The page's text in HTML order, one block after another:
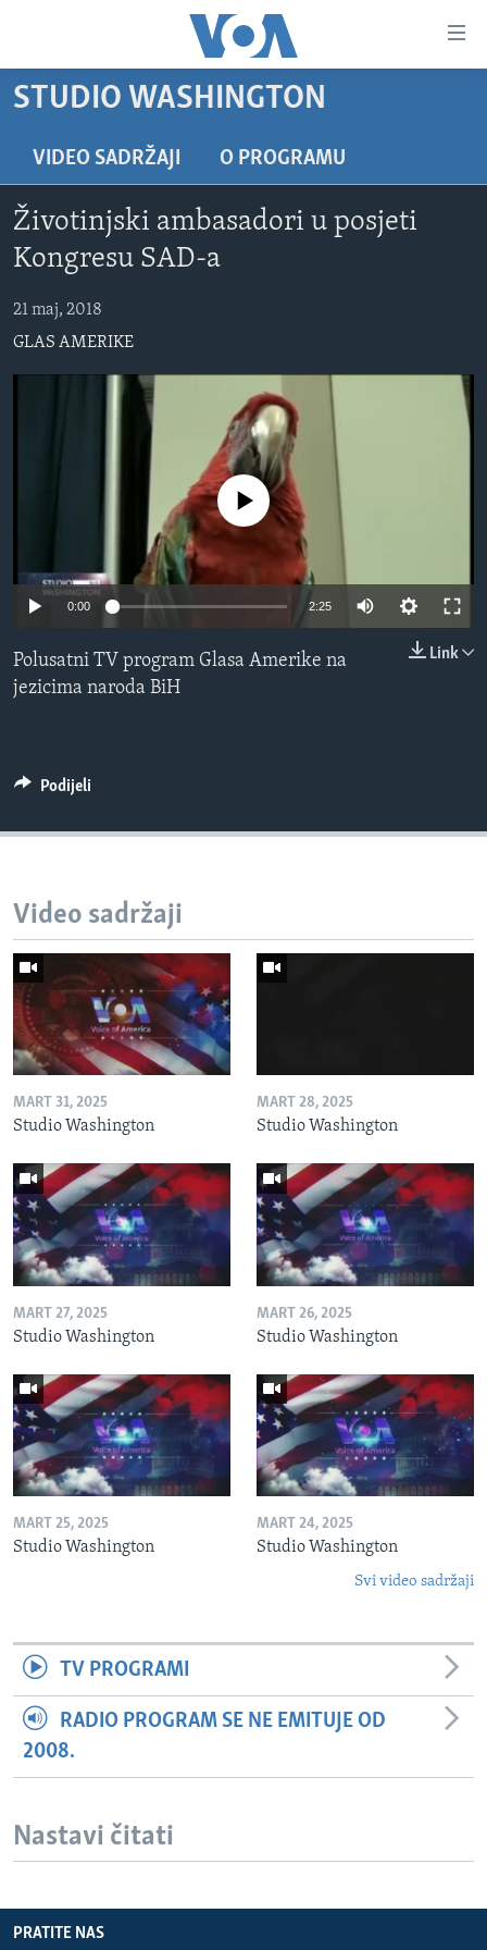
glavni
Pređi
na
glavnu
Idi
pretragu
VIDEO
VIJESTI
SJEDINJENE AMERIČKE DRŽAVE
BOSNA I HERCEGOVINA
SVIJET
NAUKA I TEHNOLOGIJA
SPECIJALNI PROJEKTI
KORUPCIJA
SLOBODA MEDIJA
ŽENSKA STRANA
IZBJEGLIČKA STRANA
O GLASU AMERIKE
Learning English
PRATITE NAS
STUDIO WASHINGTON
VIDEO SADRŽAJI O PROGRAMU
Životinjski ambasadori u posjeti
Kongresu SAD-a
21 maj, 2018
GLAS AMERIKE
No media source currently available
0:00 2:25
Link
Polusatni TV program Glasa Amerike na
jezicima naroda BiH
Podijeli
Video sadržaji
MART 31, 2025
Studio Washington
MART 28, 2025
Studio Washington
MART 27, 2025
Studio Washington
MART 26, 2025
Studio Washington
MART 25, 2025
Studio Washington
MART 24, 2025
Studio Washington
Svi video sadržaji
TV PROGRAMI
RADIO PROGRAM SE NE EMITUJE OD
2008.
Nastavi čitati
PRATITE NAS